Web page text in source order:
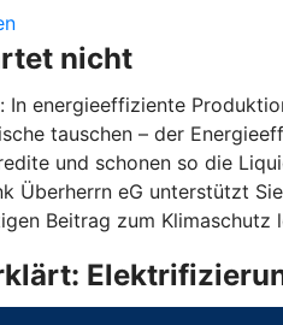
nicht
In energieeffiziente
tauschen – der
und schonen so die
Überherrn eG unterstützt
Beitrag zum Klimaschutz